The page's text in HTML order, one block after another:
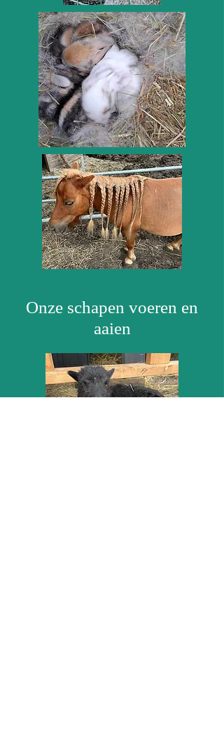
Onze schapen voeren en
aaien